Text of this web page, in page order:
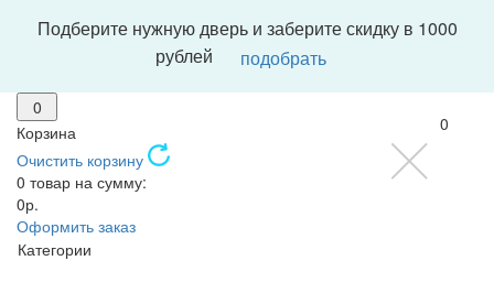
Подберите нужную дверь и заберите скидку в 1000
рублей
подобрать
0
0
Корзина
Очистить корзину
0 товар на сумму:
0р.
Оформить заказ
Категории